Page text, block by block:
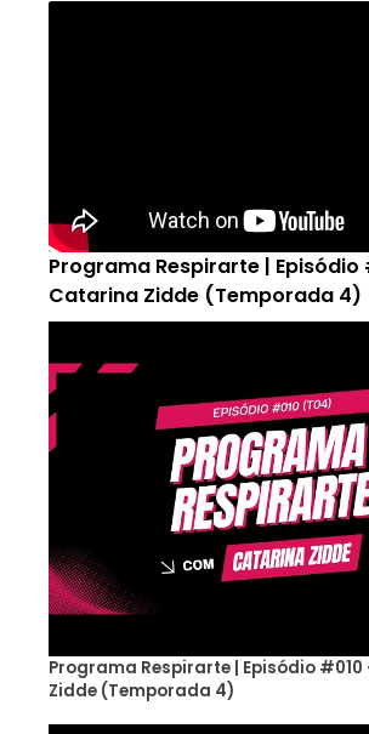
Programa Respirarte | Episódio
Catarina Zidde (Temporada 4)
Programa Respirarte | Episódio
Zidde (Temporada 4)